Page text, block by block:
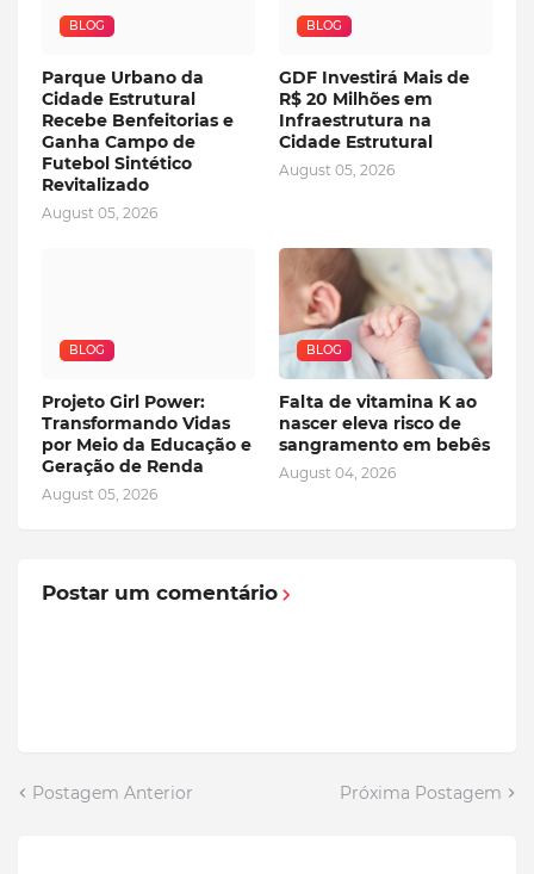
BLOG
Parque Urbano da
Cidade Estrutural
Recebe Benfeitorias e
Ganha Campo de
Futebol Sintético
Revitalizado
August 05, 2026
BLOG
GDF Investirá Mais de
R$ 20 Milhões em
Infraestrutura na
Cidade Estrutural
August 05, 2026
BLOG
Projeto Girl Power:
Transformando Vidas
por Meio da Educação e
Geração de Renda
August 05, 2026
BLOG
Falta de vitamina K ao
nascer eleva risco de
sangramento em bebês
August 04, 2026
Postar um comentário
Postagem Anterior Próxima Postagem